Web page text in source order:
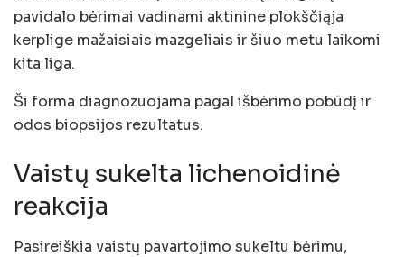
pavidalo bėrimai vadinami aktinine plokščiąja
kerplige mažaisiais mazgeliais ir šiuo metu laikomi
kita liga.
Ši forma diagnozuojama pagal išbėrimo pobūdį ir
odos biopsijos rezultatus.
Vaistų sukelta lichenoidinė
reakcija
Pasireiškia vaistų pavartojimo sukeltu bėrimu,